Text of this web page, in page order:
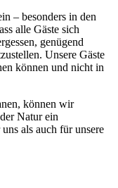
– besonders in den
alle Gäste sich
genügend
Unsere Gäste
können und nicht in
können wir
Natur ein
als auch für unsere